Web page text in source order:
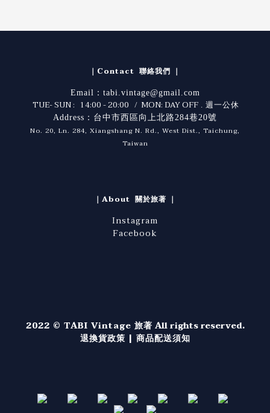
｜Contact 聯絡我們 ｜
Email：tabi.vintage@gmail.com
TUE- SUN : 14:00 - 20:00 / MON: DAY OFF . 週一公休
Address：台中市西區向上北路284巷20號
No. 20, Ln. 284, Xiangshang N. Rd., West Dist., Taichung,
Taiwan
｜About 關於旅著 ｜
Instagram
Facebook
2022 © TABI Vintage 旅著 All rights reserved.
退換貨政策 | 商品配送須知